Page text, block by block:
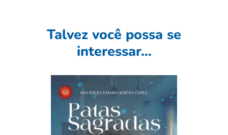
Talvez você possa se
interessar...